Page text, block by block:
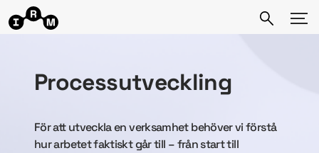
Processutveckling
För att utveckla en verksamhet behöver vi förstå
hur arbetet faktiskt går till – från start till